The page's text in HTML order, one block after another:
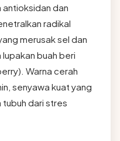
antioksidan dan
radikal
merusak sel dan
buah beri
Warna cerah
senyawa kuat yang
dari stres